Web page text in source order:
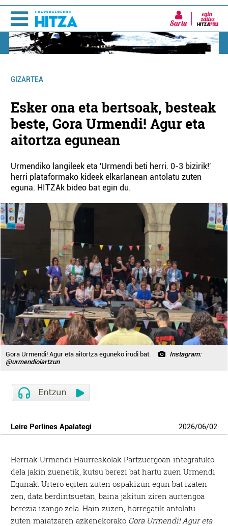
Sartu
GIZARTEA
Esker ona eta bertsoak, besteak
beste, Gora Urmendi! Agur eta
aitortza egunean
Urmendiko langileek eta 'Urmendi beti herri. 0-3 bizirik!'
herri plataformako kideek elkarlanean antolatu zuten
eguna. HITZAk bideo bat egin du.
Gora Urmendi! Agur eta aitortza eguneko irudi bat.
Instagram:
@urmendioiartzun
Leire Perlines Apalategi 2026/06/02
Herriak Urmendi Haurreskolak Partzuergoan integratuko
dela jakin zuenetik, kutsu berezi bat hartu zuen Urmendi
Egunak. Urtero egiten zuten ospakizun egun bat izaten
zen, data berdintsuetan, baina jakitun ziren aurtengoa
berezia izango zela. Hain zuzen, horregatik antolatu
zuten maiatzaren azkenekorako Gora Urmendi! Agur eta